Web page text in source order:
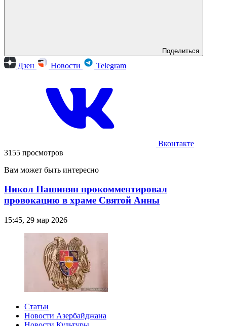
Поделиться
Дзен Новости Telegram
Вконтакте
3155 просмотров
Вам может быть интересно
Никол Пашинян прокомментировал
провокацию в храме Святой Анны
15:45, 29 мар 2026
Статьи
Новости Азербайджана